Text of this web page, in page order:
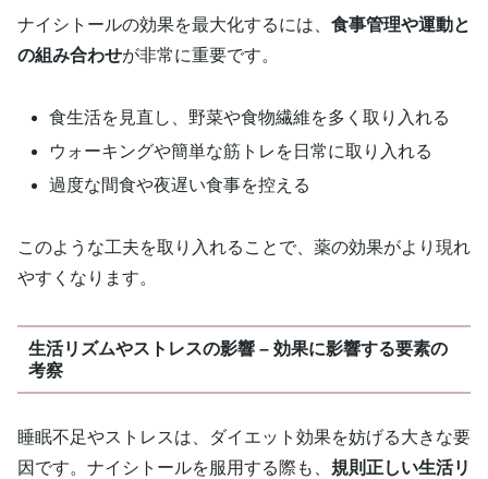
ナイシトールの効果を最大化するには、 食事管理や運動と
の組み合わせが非常に重要です。
食生活を見直し、野菜や食物繊維を多く取り入れる
ウォーキングや簡単な筋トレを日常に取り入れる
過度な間食や夜遅い食事を控える
このような工夫を取り入れることで、薬の効果がより現れ
やすくなります。
生活リズムやストレスの影響 – 効果に影響する要素の
考察
睡眠不足やストレスは、ダイエット効果を妨げる大きな要
因です。ナイシトールを服用する際も、 規則正しい生活リ